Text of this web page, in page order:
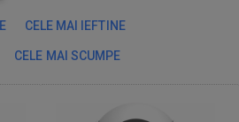
CELE MAI IEFTINE
CELE MAI SCUMPE